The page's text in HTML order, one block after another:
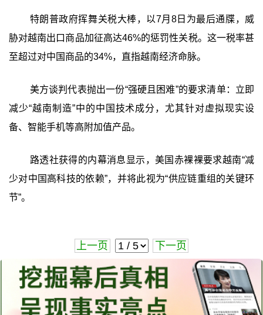
特朗普政府挥舞关税大棒，以7月8日为最后通牒，威
胁对越南出口商品加征高达46%的惩罚性关税。这一税率甚
至超过对中国商品的34%，直指越南经济命脉。
美方谈判代表抛出一份“强硬且困难”的要求清单：立即
减少“越南制造”中的中国技术成分，尤其针对虚拟现实设
备、智能手机等高附加值产品。
路透社获得的内幕消息显示，美国赤裸裸要求越南“减
少对中国高科技的依赖”，并将此视为“供应链重组的关键环
节”。
上一页 下一页